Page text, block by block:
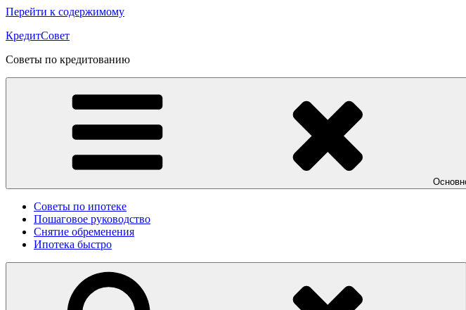
Перейти к содержимому
КредитСовет
Советы по кредитованию
Советы по ипотеке
Пошаговое руководство
Снятие обременения
Ипотека быстро